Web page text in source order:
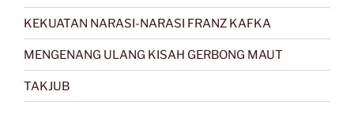
KEKUATAN NARASI-NARASI FRANZ KAFKA
MENGENANG ULANG KISAH GERBONG MAUT
TAKJUB